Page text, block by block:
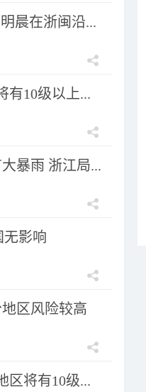
晨在浙闽沿...
有10级以上...
暴雨 浙江局...
无影响
区风险较高
区将有10级...